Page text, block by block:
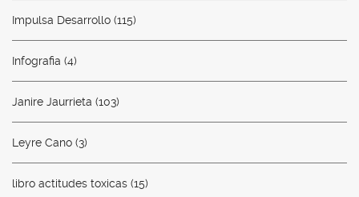
Impulsa Desarrollo (115)
Infografia (4)
Janire Jaurrieta (103)
Leyre Cano (3)
libro actitudes toxicas (15)